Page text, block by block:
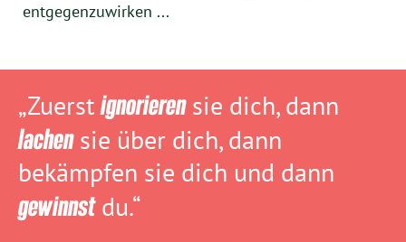
entgegenzuwirken ...
„Zuerstignorierensie dich, dann
lachensie über dich, dann
bekämpfen sie dich und dann
gewinnstdu.“